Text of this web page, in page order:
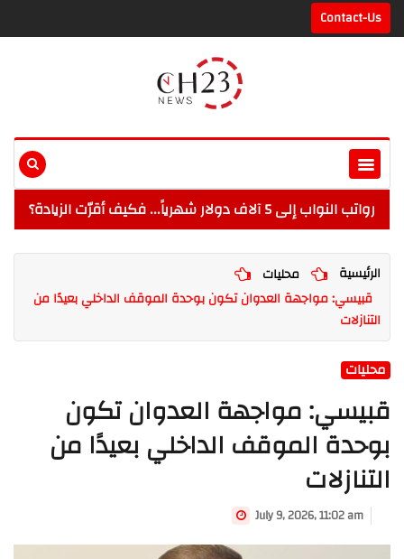
Contact-Us
رواتب النواب إلى 5 آلاف دولار شهرياً... فكيف أقرّت الزيادة؟
الرئيسية
محليات
قبيسي: مواجهة العدوان تكون بوحدة الموقف الداخلي بعيدًا من
التنازلات
محليات
قبيسي: مواجهة العدوان تكون
بوحدة الموقف الداخلي بعيدًا من
التنازلات
July 9, 2026, 11:02 am